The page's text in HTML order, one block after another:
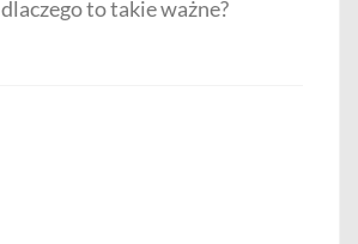
dlaczego to takie ważne?